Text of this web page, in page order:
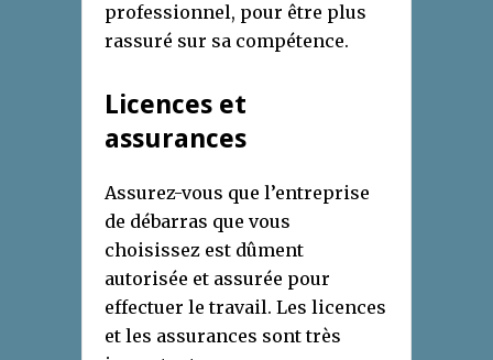
professionnel, pour être plus
rassuré sur sa compétence.
Licences et
assurances
Assurez-vous que l’entreprise
de débarras que vous
choisissez est dûment
autorisée et assurée pour
effectuer le travail. Les licences
et les assurances sont très